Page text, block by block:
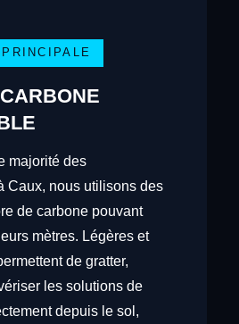
majorité des
Caux, nous utilisons des
de carbone pouvant
mètres. Légères et
de gratter,
les solutions de
depuis le sol,